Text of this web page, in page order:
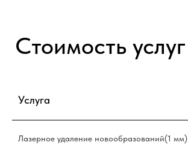
Услуга
Лазерное удаление новообразований(1 мм)
Наши партнеры